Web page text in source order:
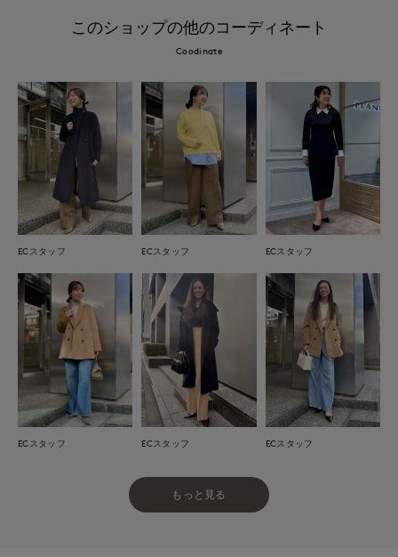
このショップの他のコーディネート
Coodinate
ECスタッフ ECスタッフ ECスタッフ
ECスタッフ ECスタッフ ECスタッフ
もっと見る